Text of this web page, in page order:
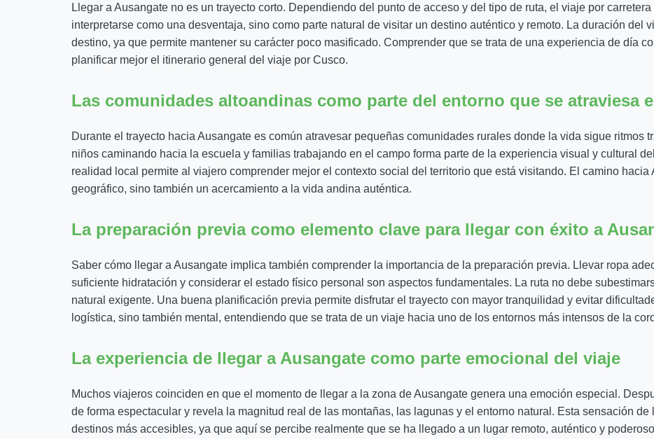
Llegar a Ausangate no es un trayecto corto. Dependiendo del punto de acceso y del tipo de ruta, el viaje por
interpretarse como una desventaja, sino como parte natural de visitar un destino auténtico y remoto. La duración del
destino, ya que permite mantener su carácter poco masificado. Comprender que se trata de una experiencia de día
planificar mejor el itinerario general del viaje por Cusco.
Las comunidades altoandinas como parte del entorno que se atraviesa
Durante el trayecto hacia Ausangate es común atravesar pequeñas comunidades rurales donde la vida sigue ritmos
niños caminando hacia la escuela y familias trabajando en el campo forma parte de la experiencia visual y cultural
realidad local permite al viajero comprender mejor el contexto social del territorio que está visitando. El camino
geográfico, sino también un acercamiento a la vida andina auténtica.
La preparación previa como elemento clave para llegar con éxito a
Saber cómo llegar a Ausangate implica también comprender la importancia de la preparación previa. Llevar ropa
suficiente hidratación y considerar el estado físico personal son aspectos fundamentales. La ruta no debe
natural exigente. Una buena planificación previa permite disfrutar el trayecto con mayor tranquilidad y evitar
logística, sino también mental, entendiendo que se trata de un viaje hacia uno de los entornos más intensos de la
La experiencia de llegar a Ausangate como parte emocional del viaje
Muchos viajeros coinciden en que el momento de llegar a la zona de Ausangate genera una emoción especial.
de forma espectacular y revela la magnitud real de las montañas, las lagunas y el entorno natural. Esta sensación
destinos más accesibles, ya que aquí se percibe realmente que se ha llegado a un lugar remoto, auténtico y